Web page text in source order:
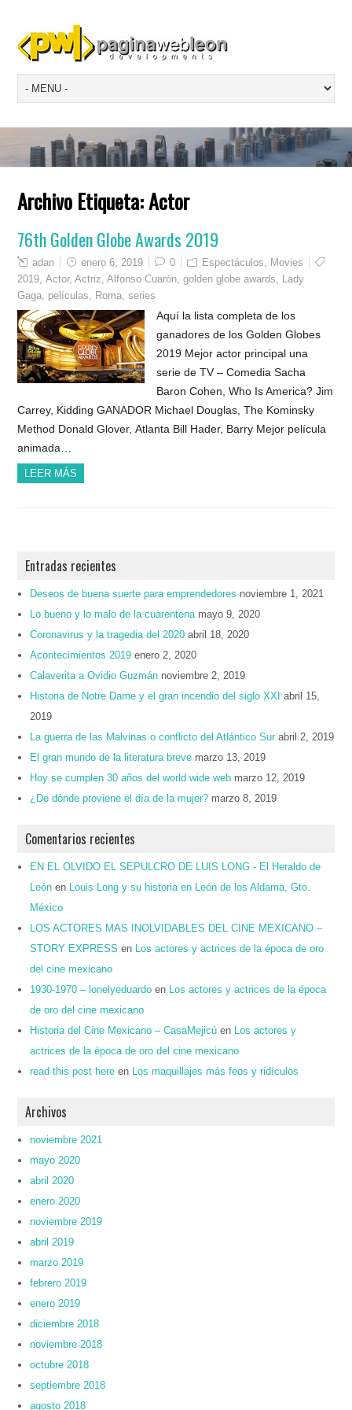
Archivo Etiqueta:Actor
76th Golden Globe Awards 2019
adan enero 6, 2019 0 Espectáculos
Movies
2019 ,Actor,Actriz ,Alfonso Cuarón ,golden globe awards
Lady
Gaga películas Roma ,series
Aquí la lista completa de los
ganadores de los Golden Globes
2019 Mejor actor principal una
serie de TV – Comedia Sacha
Baron Cohen, Who Is America? Jim
Carrey, Kidding GANADOR Michael Douglas, The Kominsky
Method Donald Glover, Atlanta Bill Hader, Barry Mejor película
animada…
LEER MÁS
Entradas recientes
Deseos de buena suerte para emprendedores noviembre 1, 2021
Lo bueno y lo malo de la cuarentena mayo 9, 2020
Coronavirus y la tragedia del 2020 abril 18, 2020
Acontecimientos 2019 enero 2, 2020
Calaverita a Ovidio Guzmán noviembre 2, 2019
Historia de Notre Dame y el gran incendio del siglo XXI
abril 15,
2019
La guerra de las Malvinas o conflicto del Atlántico Sur abril 2, 2019
El gran mundo de la literatura breve marzo 13, 2019
Hoy se cumplen 30 años del world wide web marzo 12, 2019
¿De dónde proviene el día de la mujer? marzo 8, 2019
Comentarios recientes
EN EL OLVIDO EL SEPULCRO DE LUIS LONG - El Heraldo de
León en
Louis Long y su historia en León de los Aldama, Gto.
México
LOS ACTORES MAS INOLVIDABLES DEL CINE MEXICANO –
STORY EXPRESS en
Los actores y actrices de la época de oro
del cine mexicano
1930-1970 – lonelyeduardo en
Los actores y actrices de la época
de oro del cine mexicano
Historia del Cine Mexicano – CasaMejicú en
Los actores y
actrices de la época de oro del cine mexicano
read this post here en Los maquillajes más feos y ridículos
Archivos
noviembre 2021
mayo 2020
abril 2020
enero 2020
noviembre 2019
abril 2019
marzo 2019
febrero 2019
enero 2019
diciembre 2018
noviembre 2018
octubre 2018
septiembre 2018
agosto 2018